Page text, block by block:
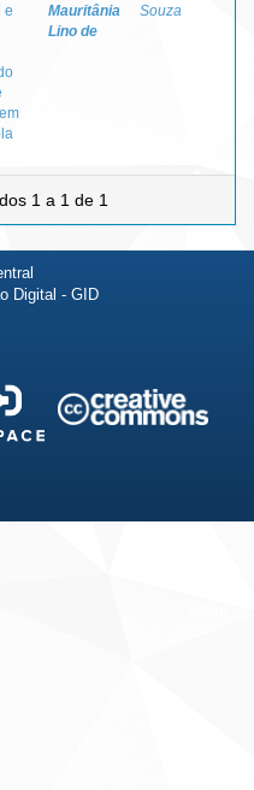
e
Mauritânia
Lino de
Souza
1 a 1 de 1
Digital - GID